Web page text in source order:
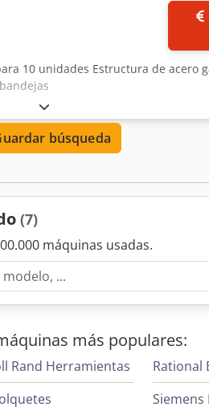
10 unidades Estructura de acero
búsqueda
(7)
máquinas usadas.
más populares:
Rand Herramientas
Rational